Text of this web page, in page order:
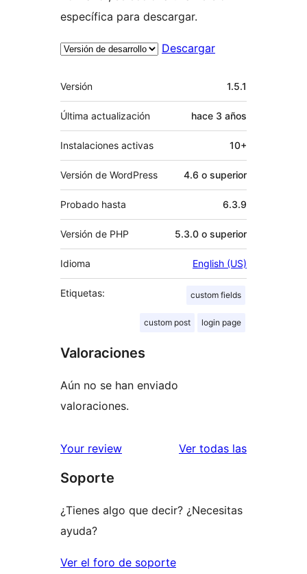
específica para descargar.
Descargar
Meta
Versión 1.5.1
Última actualización hace 3 años
Instalaciones activas 10+
Versión de WordPress 4.6 o superior
Probado hasta 6.3.9
Versión de PHP 5.3.0 o superior
Idioma English (US)
Etiquetas: custom fields
custom post login page
Valoraciones
Aún no se han enviado
valoraciones.
Your review Ver todas las
Soporte
¿Tienes algo que decir? ¿Necesitas
ayuda?
Ver el foro de soporte